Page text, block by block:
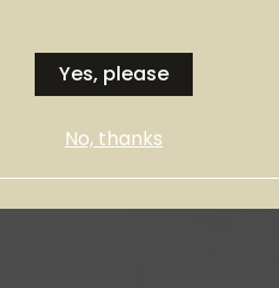
Yes, please
No, thanks